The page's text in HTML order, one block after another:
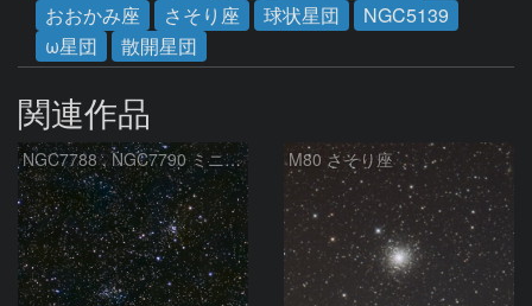
おおかみ座
さそり座 球状星団
NGC5139
ω星団
散開星団
関連作品
NGC7788 , NGC7790 ミニ二重星団 M80 さそり座